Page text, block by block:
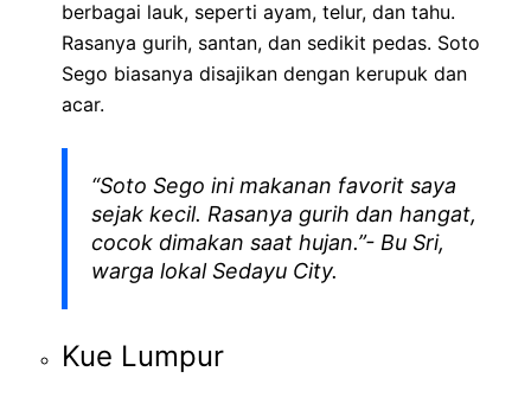
berbagai lauk, seperti ayam, telur, dan tahu.
Rasanya gurih, santan, dan sedikit pedas. Soto
Sego biasanya disajikan dengan kerupuk dan
acar.
“Soto Sego ini makanan favorit saya
sejak kecil. Rasanya gurih dan hangat,
cocok dimakan saat hujan.”- Bu Sri,
warga lokal Sedayu City.
Kue Lumpur